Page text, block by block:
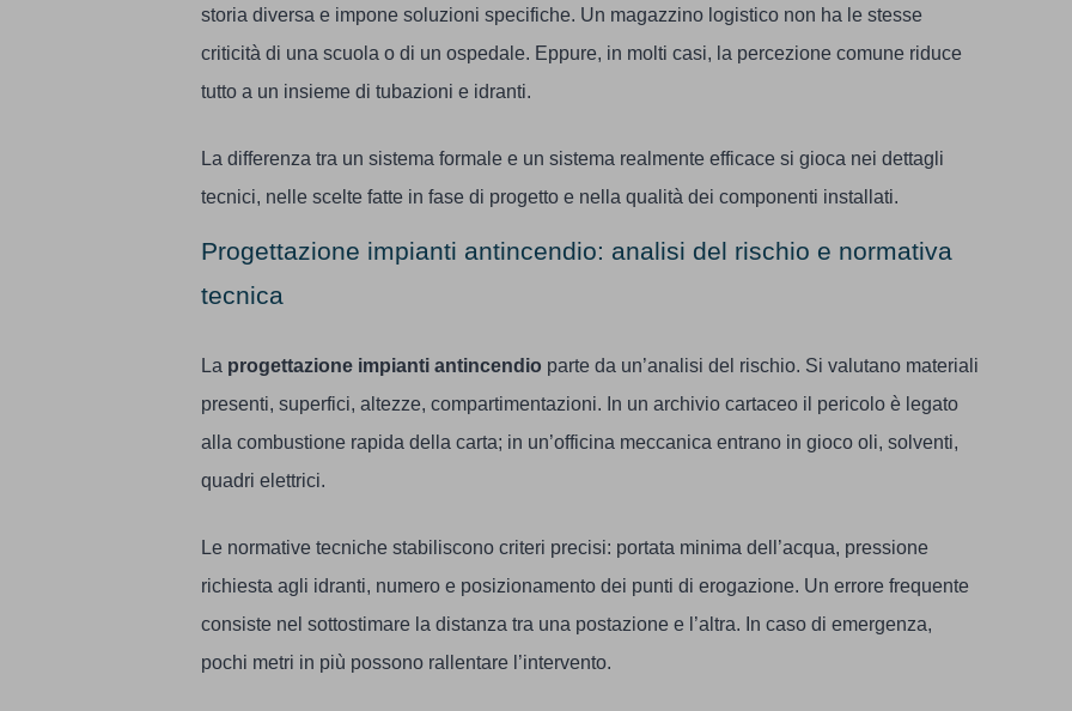
storia diversa e impone soluzioni specifiche. Un magazzino logistico non ha le stesse
criticità di una scuola o di un ospedale. Eppure, in molti casi, la percezione comune riduce
tutto a un insieme di tubazioni e idranti.
La differenza tra un sistema formale e un sistema realmente efficace si gioca nei dettagli
tecnici, nelle scelte fatte in fase di progetto e nella qualità dei componenti installati.
Progettazione impianti antincendio: analisi del rischio e normativa
tecnica
La progettazione impianti antincendio parte da un’analisi del rischio. Si valutano materiali
presenti, superfici, altezze, compartimentazioni. In un archivio cartaceo il pericolo è legato
alla combustione rapida della carta; in un’officina meccanica entrano in gioco oli, solventi,
quadri elettrici.
Le normative tecniche stabiliscono criteri precisi: portata minima dell’acqua, pressione
richiesta agli idranti, numero e posizionamento dei punti di erogazione. Un errore frequente
consiste nel sottostimare la distanza tra una postazione e l’altra. In caso di emergenza,
pochi metri in più possono rallentare l’intervento.